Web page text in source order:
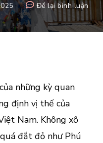
Để lại bình luậntại
Xe
những kỳ quan
định vị thế của
Nam. Không xô
đắt đỏ như Phú